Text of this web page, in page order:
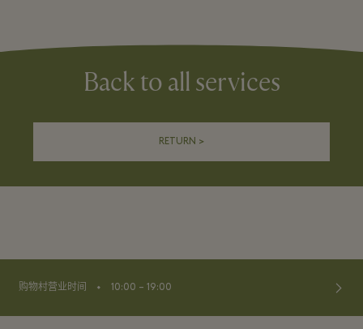
Back to all services
RETURN >
购物村营业时间 ⬩ 10:00 – 19:00